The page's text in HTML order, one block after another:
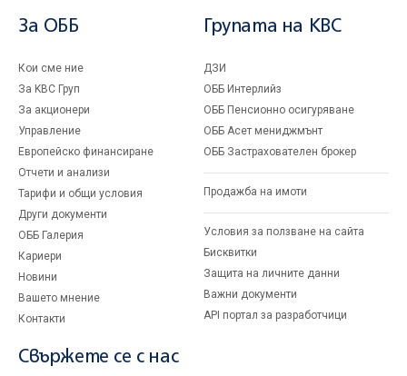
За ОББ
Кои сме ние
За KBC Груп
За акционери
Управление
Европейско финансиране
Отчети и анализи
Тарифи и общи условия
Други документи
ОББ Галерия
Кариери
Новини
Вашето мнение
Контакти
Групата на KBC
ДЗИ
ОББ Интерлийз
ОББ Пенсионно осигуряване
ОББ Асет мениджмънт
ОББ Застрахователен брокер
Продажба на имоти
Условия за ползване на сайта
Бисквитки
Защита на личните данни
Важни документи
API портал за разработчици
Свържете се с нас